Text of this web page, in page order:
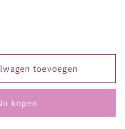
toevoegen
kopen